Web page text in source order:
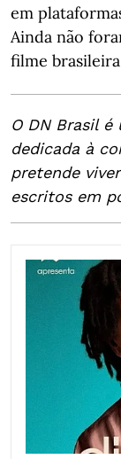
em
Ainda não
filme
O DN Brasil
dedicada à
pretende
escritos em